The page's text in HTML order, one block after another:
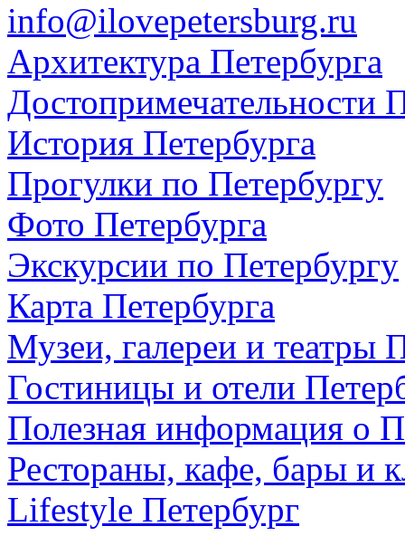
info@ilovepetersburg.ru
Архитектура Петербурга
Достопримечательности
История Петербурга
Прогулки по Петербургу
Фото Петербурга
Экскурсии по Петербургу
Карта Петербурга
Музеи, галереи и театры
Гостиницы и отели
Полезная информация о
Рестораны, кафе, бары и
Lifestyle Петербург